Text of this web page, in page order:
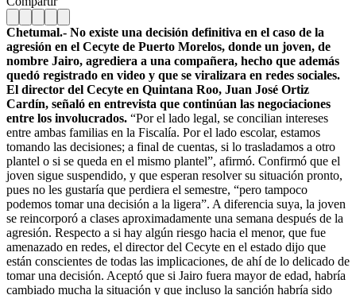
Chetumal.- No existe una decisión definitiva en el caso de la
agresión en el Cecyte de Puerto Morelos, donde un joven, de
nombre Jairo, agrediera a una compañera, hecho que además
quedó registrado en video y que se viralizara en redes sociales.
El director del Cecyte en Quintana Roo, Juan José Ortiz
Cardín, señaló en entrevista que continúan las negociaciones
entre los involucrados. “Por el lado legal, se concilian intereses
entre ambas familias en la Fiscalía. Por el lado escolar, estamos
tomando las decisiones; a final de cuentas, si lo trasladamos a otro
plantel o si se queda en el mismo plantel”, afirmó. Confirmó que el
joven sigue suspendido, y que esperan resolver su situación pronto,
pues no les gustaría que perdiera el semestre, “pero tampoco
podemos tomar una decisión a la ligera”. A diferencia suya, la joven
se reincorporó a clases aproximadamente una semana después de la
agresión. Respecto a si hay algún riesgo hacia el menor, que fue
amenazado en redes, el director del Cecyte en el estado dijo que
están conscientes de todas las implicaciones, de ahí de lo delicado de
tomar una decisión. Aceptó que si Jairo fuera mayor de edad, habría
cambiado mucha la situación y que incluso la sanción habría sido